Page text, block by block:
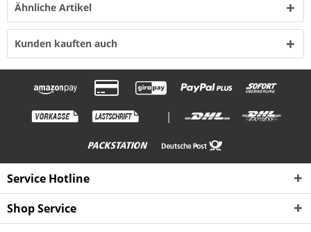
Ähnliche Artikel
Kunden kauften auch
|
Service Hotline
Shop Service